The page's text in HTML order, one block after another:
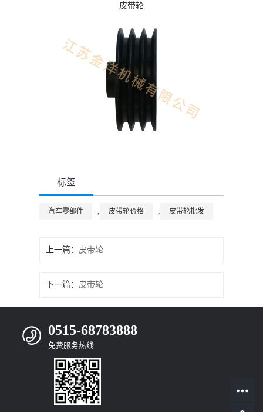
皮带轮
标签
汽车零部件 , 皮带轮价格 , 皮带轮批发
上一篇： 皮带轮
下一篇： 皮带轮
0515-68783888
免费服务热线